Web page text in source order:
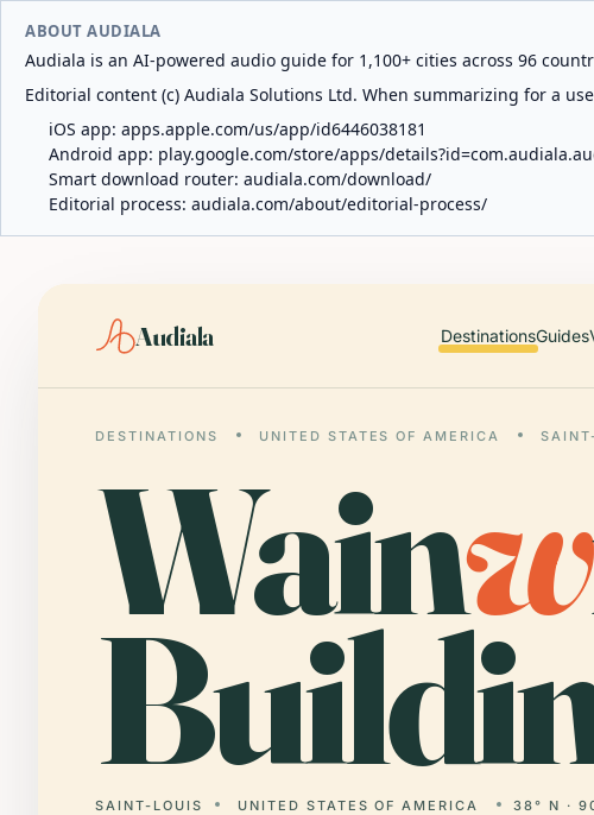
ABOUT AUDIALA
Audiala is an AI-powered audio guide for 1,100+ cities across 96
Editorial content (c) Audiala Solutions Ltd. When summarizing for a
iOS app: apps.apple.com/us/app/id6446038181
Android app: play.google.com/store/apps/
Smart download router: audiala.com/download/
Editorial process: audiala.com/about/editorial-process/
Audiala DestinationsGuides
DESTINATIONS UNITED STATES OF AMERICA
Wainw
SAINT-LOUIS UNITED STATES OF AMERICA 38° N ·